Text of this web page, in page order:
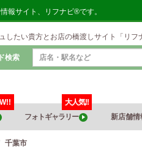
報サイト、リフナビ®です。
したい貴方とお店の橋渡しサイト「リフ
検索
フォトギャラリー
大人気!!
新店舗情
千葉市